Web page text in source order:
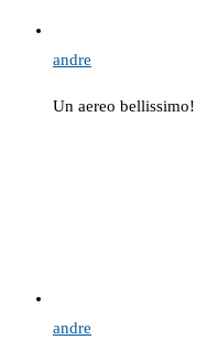
andre
Un aereo bellissimo!
andre